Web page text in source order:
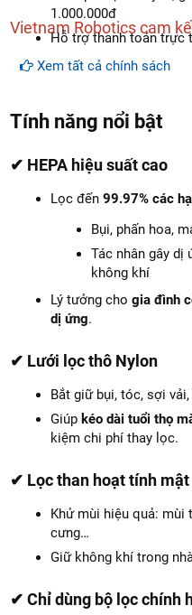
Vietnam Robotics cam
1.000.000đ
Hỗ trợ thanh toán trực
Xem tất cả chính sách
Tính năng nổi bật
✔ HEPA hiệu suất cao
Lọc đến99.97% các
Bụi, phấn hoa,
Tác nhân gây dị
không khí
Lý tưởng chogia đình
dị ứng.
✔ Lưới lọc thô Nylon
Bắt giữ bụi, tóc, sợi
Giúp kéo dài tuổi thọ
kiệm chi phí thay lọc.
✔ Lọc than hoạt tính mật
Khử mùi hiệu quả:
cưng…
Giữ không khí trong
✔ Chỉ dùng bộ lọc chính